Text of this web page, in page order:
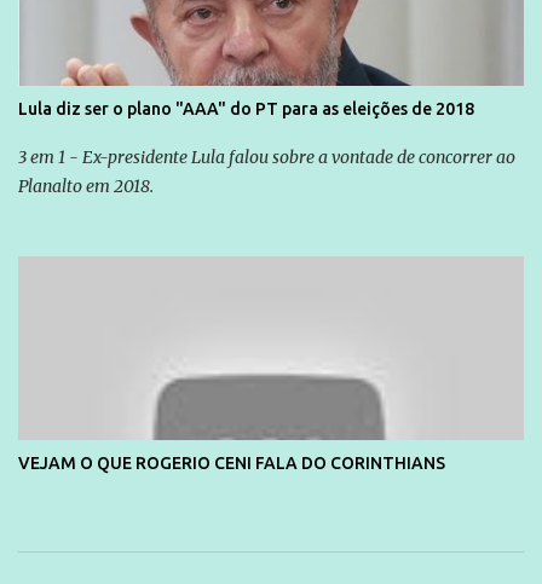
Lula diz ser o plano "AAA" do PT para as eleições de 2018
3 em 1 - Ex-presidente Lula falou sobre a vontade de concorrer ao
Planalto em 2018.
VEJAM O QUE ROGERIO CENI FALA DO CORINTHIANS